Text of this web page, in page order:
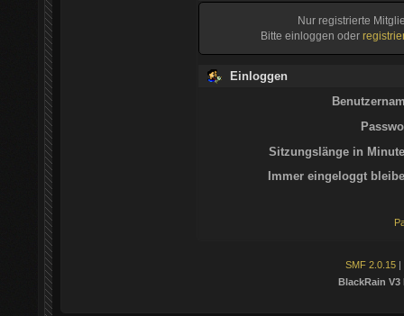
Nur registrierte
Bitte einloggen oder
Einloggen
Sitzungslänge in
Immer eingeloggt
SMF 2.0.15 |
BlackRain V3